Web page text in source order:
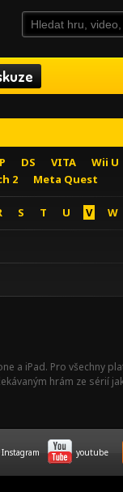
DS VITA Wii U
2 Meta Quest
S T U V W
a iPad. Pro všechny
hrám ze sérií
Instagram youtube